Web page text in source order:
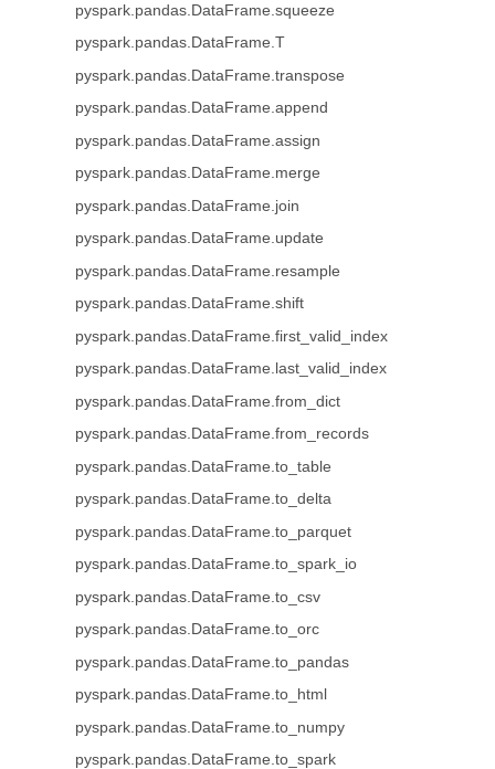
pyspark.pandas.DataFrame.squeeze
pyspark.pandas.DataFrame.T
pyspark.pandas.DataFrame.transpose
pyspark.pandas.DataFrame.append
pyspark.pandas.DataFrame.assign
pyspark.pandas.DataFrame.merge
pyspark.pandas.DataFrame.join
pyspark.pandas.DataFrame.update
pyspark.pandas.DataFrame.resample
pyspark.pandas.DataFrame.shift
pyspark.pandas.DataFrame.first_valid_index
pyspark.pandas.DataFrame.last_valid_index
pyspark.pandas.DataFrame.from_dict
pyspark.pandas.DataFrame.from_records
pyspark.pandas.DataFrame.to_table
pyspark.pandas.DataFrame.to_delta
pyspark.pandas.DataFrame.to_parquet
pyspark.pandas.DataFrame.to_spark_io
pyspark.pandas.DataFrame.to_csv
pyspark.pandas.DataFrame.to_orc
pyspark.pandas.DataFrame.to_pandas
pyspark.pandas.DataFrame.to_html
pyspark.pandas.DataFrame.to_numpy
pyspark.pandas.DataFrame.to_spark